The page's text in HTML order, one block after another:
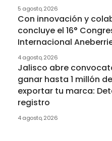
5 agosto, 2026
Con innovación y
concluye el 16°
Internacional
4 agosto, 2026
Jalisco abre
ganar hasta 1 millón
exportar tu marca:
registro
4 agosto, 2026